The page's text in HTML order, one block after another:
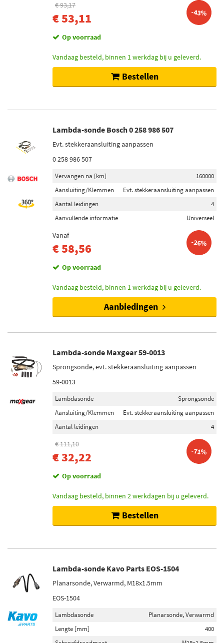
€ 93,17
€ 53,11 -43%
Op voorraad
Vandaag besteld, binnen 1 werkdag bij u geleverd.
Bestellen
Lambda-sonde Bosch 0 258 986 507
Evt. stekkeraansluiting aanpassen
0 258 986 507
Vervangen na [km]
160000
Aansluiting/Klemmen
Evt. stekkeraansluiting aanpassen
Aantal leidingen
4
Aanvullende informatie
Universeel
Vanaf
€ 58,56 -26%
Op voorraad
Vandaag besteld, binnen 1 werkdag bij u geleverd.
Aanbiedingen
Lambda-sonde Maxgear 59-0013
Sprongsonde, evt. stekkeraansluiting aanpassen
59-0013
Lambdasonde
Sprongsonde
Aansluiting/Klemmen
Evt. stekkeraansluiting aanpassen
Aantal leidingen
4
€ 111,10
€ 32,22 -71%
Op voorraad
Vandaag besteld, binnen 2 werkdagen bij u geleverd.
Bestellen
Lambda-sonde Kavo Parts EOS-1504
Planarsonde, Verwarmd, M18x1.5mm
EOS-1504
Lambdasonde
Planarsonde, Verwarmd
Lengte [mm]
400